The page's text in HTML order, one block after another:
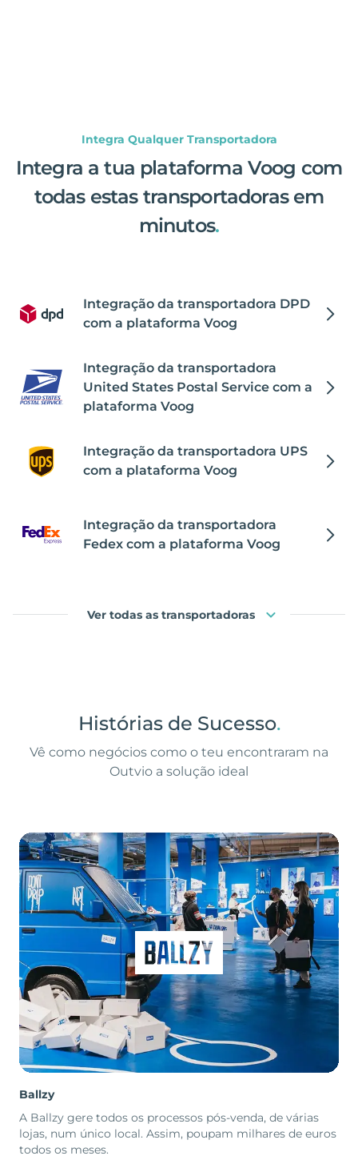
Integra Qualquer Transportadora
Integra a tua plataforma Voog com
todas estas transportadoras em
minutos.
Integração da transportadora DPD
com a plataforma Voog
Integração da transportadora
United States Postal Service com a
plataforma Voog
Integração da transportadora UPS
com a plataforma Voog
Integração da transportadora
Fedex com a plataforma Voog
Ver todas as transportadoras
Histórias de Sucesso.
Vê como negócios como o teu encontraram na
Outvio a solução ideal
Ballzy
A Ballzy gere todos os processos pós-venda, de várias
lojas, num único local. Assim, poupam milhares de euros
todos os meses.